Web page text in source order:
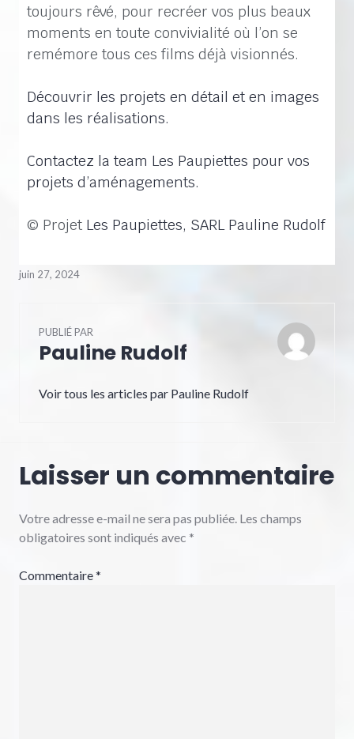
toujours rêvé, pour recréer vos plus beaux
moments en toute convivialité où l’on se
remémore tous ces films déjà visionnés.
Découvrir les projets en détail et en images
dans les réalisations.
Contactez la team Les Paupiettes pour vos
projets d’aménagements.
© Projet Les Paupiettes, SARL Pauline Rudolf
juin 27, 2024
PUBLIÉ PAR
Pauline Rudolf
Voir tous les articles par Pauline Rudolf
Laisser un commentaire
Votre adresse e-mail ne sera pas publiée. Les champs
obligatoires sont indiqués avec *
Commentaire*